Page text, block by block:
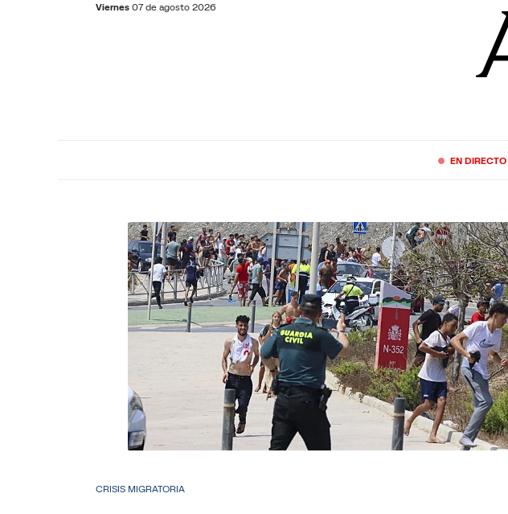
Viernes 07 de agosto 2026
ECONOMÍADEPORTES
EN DIRECTO
CRISIS MIGRATORIA